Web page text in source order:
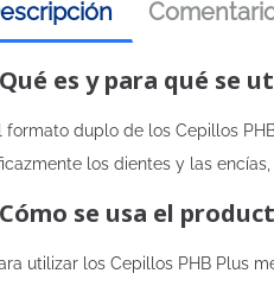
es y para qué se
formato duplo de los Cepillos
los dientes y las
se usa el
utilizar los Cepillos PHB Plus